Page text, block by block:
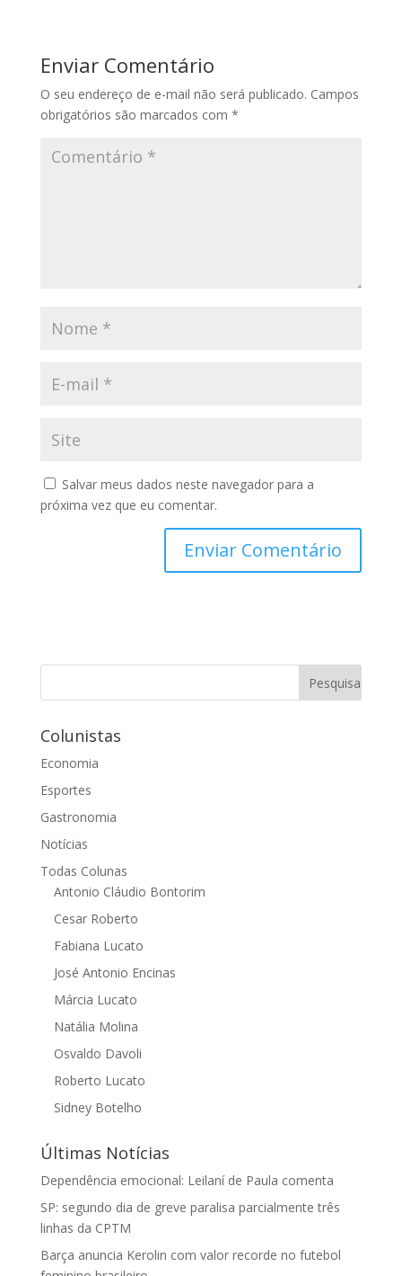
Enviar Comentário
O seu endereço de e-mail não será publicado. Campos
obrigatórios são marcados com *
Salvar meus dados neste navegador para a
próxima vez que eu comentar.
Colunistas
Economia
Esportes
Gastronomia
Notícias
Todas Colunas
Antonio Cláudio Bontorim
Cesar Roberto
Fabiana Lucato
José Antonio Encinas
Márcia Lucato
Natália Molina
Osvaldo Davoli
Roberto Lucato
Sidney Botelho
Últimas Notícias
Dependência emocional: Leilaní de Paula comenta
SP: segundo dia de greve paralisa parcialmente três
linhas da CPTM
Barça anuncia Kerolin com valor recorde no futebol